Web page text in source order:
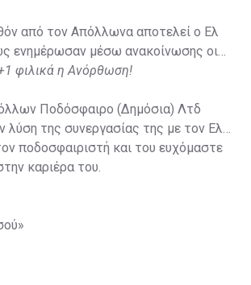
από τον Απόλλωνα αποτελεί ο Ελ
ενημέρωσαν μέσω ανακοίνωσης οι
φιλικά η Ανόρθωση!
Ποδόσφαιρο (Δημόσια) Λτδ
λύση της συνεργασίας της με τον Eλ
ποδοσφαιριστή και του ευχόμαστε
καριέρα του.